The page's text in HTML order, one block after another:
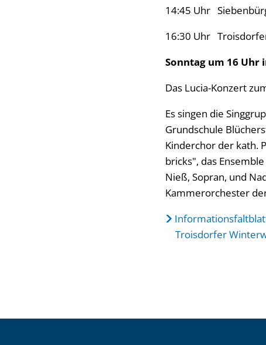
14:45 Uhr
16:30 Uhr
Sonntag um 16 Uhr
Das Lucia-Konzert
Es singen die
Grundschule
Kinderchor der kath.
bricks", das
Nieß, Sopran, und
Kammerorchester
Troisdorfer